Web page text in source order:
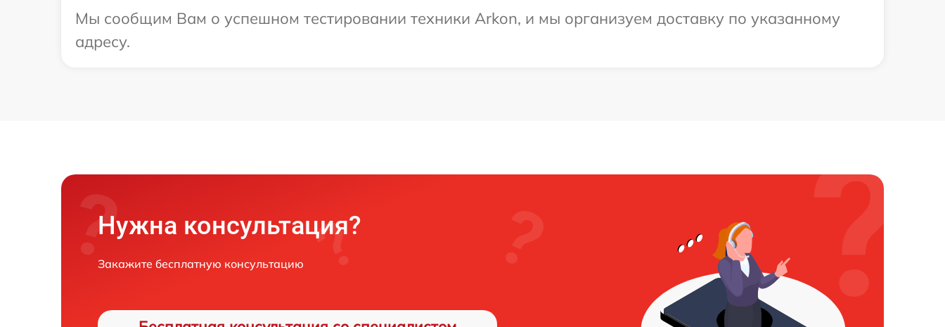
Мы сообщим Вам о успешном тестировании техники Arkon, и мы организуем доставку по указанному
адресу.
Нужна консультация?
Закажите бесплатную консультацию